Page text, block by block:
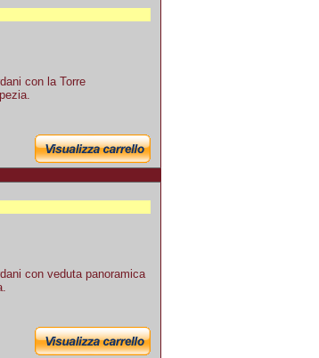
con la Torre
con veduta panoramica